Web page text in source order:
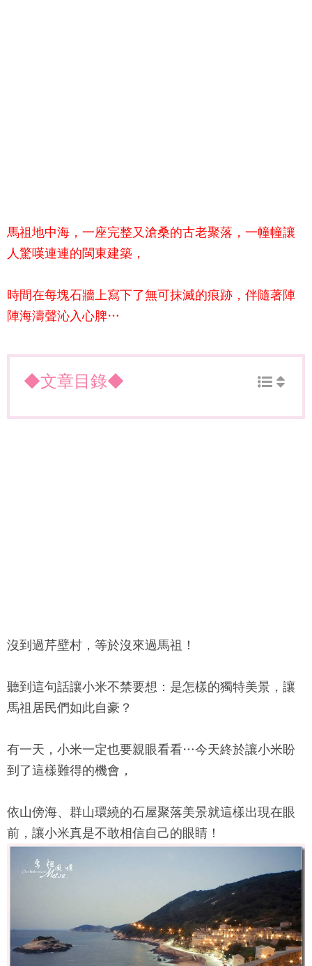
馬祖地中海，一座完整又滄桑的古老聚落，一幢幢讓
人驚嘆連連的閩東建築，
時間在每塊石牆上寫下了無可抹滅的痕跡，伴隨著陣
陣海濤聲沁入心脾…
◆文章目錄◆
沒到過芹壁村 ，等於沒來過馬祖！
聽到這句話讓小米不禁要想：是怎樣的獨特美景，讓
馬祖居民們如此自豪？
有一天，小米一定也要親眼看看…今天終於讓小米盼
到了這樣難得的機會，
依山傍海、群山環繞的石屋聚落美景就這樣出現在眼
前，讓小米真是不敢相信自己的眼睛！